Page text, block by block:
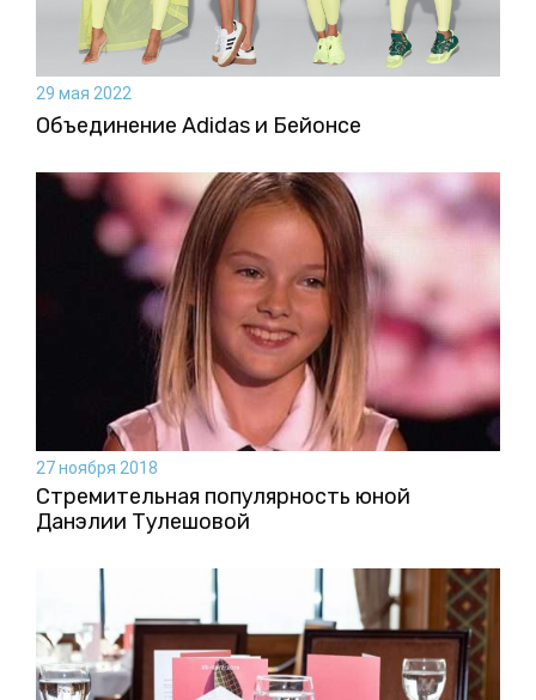
29 мая 2022
Объединение Adidas и Бейонсе
27 ноября 2018
Стремительная популярность юной
Данэлии Тулешовой